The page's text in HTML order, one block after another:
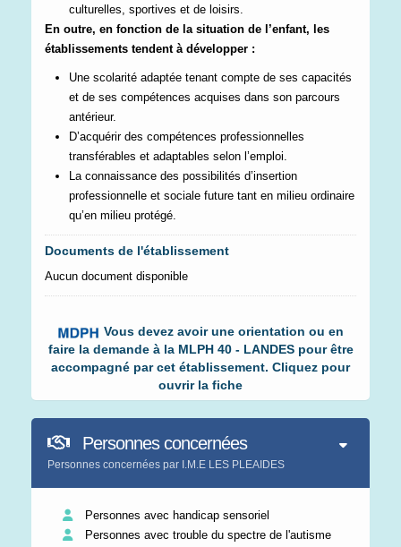
culturelles, sportives et de loisirs.
En outre, en fonction de la situation de l’enfant, les
établissements tendent à développer :
Une scolarité adaptée tenant compte de ses capacités
et de ses compétences acquises dans son parcours
antérieur.
D’acquérir des compétences professionnelles
transférables et adaptables selon l’emploi.
La connaissance des possibilités d’insertion
professionnelle et sociale future tant en milieu ordinaire
qu’en milieu protégé.
Documents de l'établissement
Aucun document disponible
Vous devez avoir une orientation ou en
faire la demande à la MLPH 40 - LANDES pour être
accompagné par cet établissement. Cliquez pour
ouvrir la fiche
Personnes concernées
Personnes concernées par I.M.E LES PLEAIDES
Personnes avec handicap sensoriel
Personnes avec trouble du spectre de l'autisme